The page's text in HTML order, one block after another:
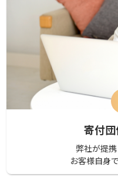
寄付
弊社が提
お客様自身